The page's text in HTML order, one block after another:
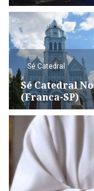
Sé Catedral
Sé Catedral
(Franca-SP)